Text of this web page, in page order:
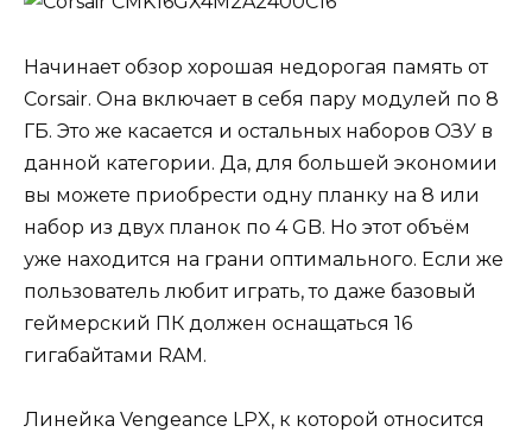
Начинает обзор хорошая недорогая память от
Corsair. Она включает в себя пару модулей по 8
ГБ. Это же касается и остальных наборов ОЗУ в
данной категории. Да, для большей экономии
вы можете приобрести одну планку на 8 или
набор из двух планок по 4 GB. Но этот объём
уже находится на грани оптимального. Если же
пользователь любит играть, то даже базовый
геймерский ПК должен оснащаться 16
гигабайтами RAM.
Линейка Vengeance LPX, к которой относится